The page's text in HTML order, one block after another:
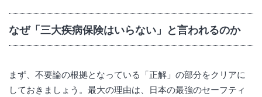
なぜ「三大疾病保険はいらない」と言われるのか
まず、不要論の根拠となっている「正解」の部分をクリアに
しておきましょう。最大の理由は、日本の最強のセーフティ